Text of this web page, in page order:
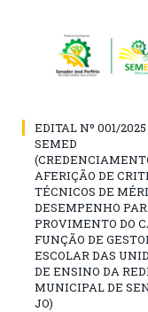
EDITAL Nº 001/
SEMED
AFERIÇÃO DE
TÉCNICOS DE
DESEMPENHO
PROVIMENTO DO
FUNÇÃO DE
ESCOLAR DAS
DE ENSINO DA
MUNICIPAL DE
JO)